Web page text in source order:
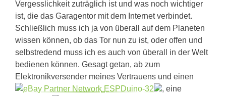
Vergesslichkeit zuträglich ist und was noch wichtiger
ist, die das Garagentor mit dem Internet verbindet.
Schließlich muss ich ja von überall auf dem Planeten
wissen können, ob das Tor nun zu ist, oder offen und
selbstredend muss ich es auch von überall in der Welt
bedienen können. Gesagt getan, ab zum
Elektronikversender meines Vertrauens und einen
ESPDuino-32
, eine